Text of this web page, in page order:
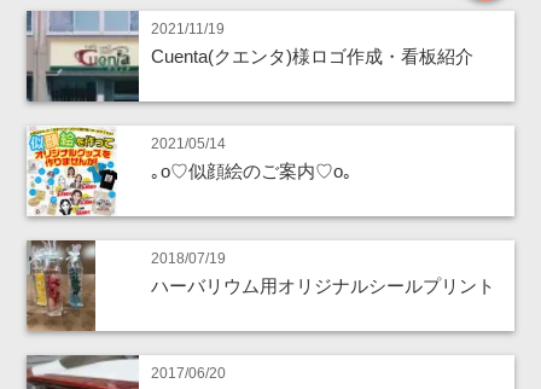
2021/11/19
Cuenta(クエンタ)様ロゴ作成・看板紹介
2021/05/14
｡o♡似顔絵のご案内♡o｡
2018/07/19
ハーバリウム用オリジナルシールプリント
2017/06/20